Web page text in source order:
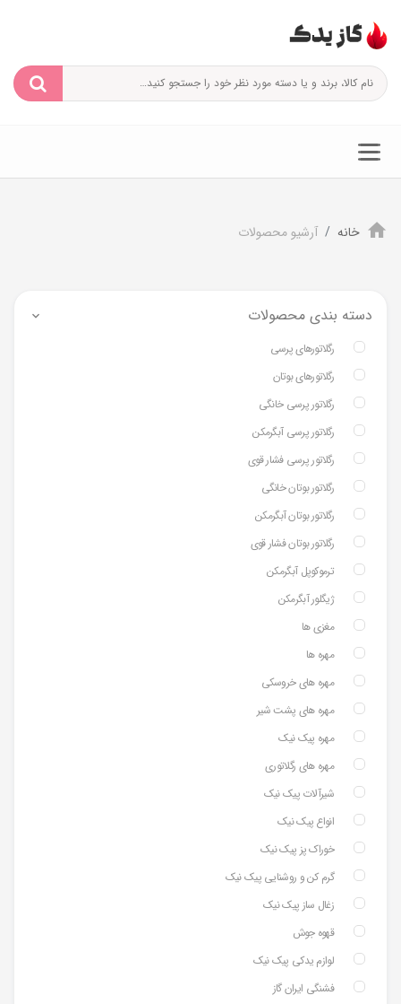
خانه آرشیو محصولات
دسته بندی محصولات
رگلاتورهای پرسی
رگلاتورهای بوتان
رگلاتور پرسی خانگی
رگلاتور پرسی آبگرمکن
رگلاتور پرسی فشار قوی
رگلاتور بوتان خانگی
رگلاتور بوتان آبگرمکن
رگلاتور بوتان فشار قوی
ترموکوپل آبگرمکن
ژیگلور آبگرمکن
مغزی ها
مهره ها
مهره های خروسکی
مهره های پشت شیر
مهره پیک نیک
مهره های رگلاتوری
شیرآلات پیک نیک
انواع پیک نیک
خوراک پز پیک نیک
گرم کن و روشنایی پیک نیک
زغال ساز پیک نیک
قهوه جوش
لوازم یدکی پیک نیک
فشنگی ایران گاز